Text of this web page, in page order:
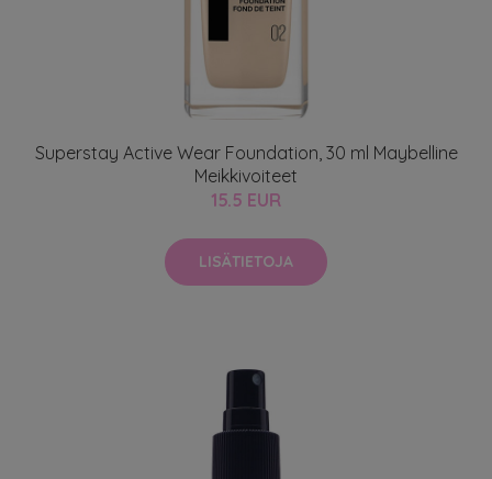
Superstay Active Wear Foundation, 30 ml Maybelline
Meikkivoiteet
15.5 EUR
LISÄTIETOJA